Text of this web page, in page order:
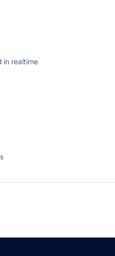
in realtime